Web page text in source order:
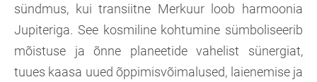
sündmus, kui transiitne Merkuur loob harmoonia
Jupiteriga. See kosmiline kohtumine sümboliseerib
mõistuse ja õnne planeetide vahelist sünergiat,
tuues kaasa uued õppimisvõimalused, laienemise ja